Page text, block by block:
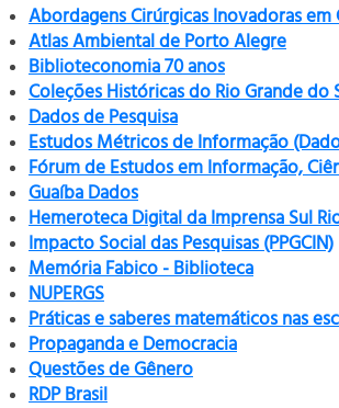
Abordagens Cirúrgicas Inovadoras em
Atlas Ambiental de Porto Alegre
Biblioteconomia 70 anos
Coleções Históricas do Rio Grande do
Dados de Pesquisa
Estudos Métricos de Informação
Fórum de Estudos em Informação,
Guaíba Dados
Hemeroteca Digital da Imprensa Sul
Impacto Social das Pesquisas (PPGCIN)
Memória Fabico - Biblioteca
NUPERGS
Práticas e saberes matemáticos nas
Propaganda e Democracia
Questões de Gênero
RDP Brasil